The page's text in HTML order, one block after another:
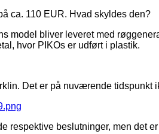
ca. 110 EUR. Hvad skyldes den?
model bliver leveret med
hvor PIKOs er udført i plastik.
Det er på nuværende tidspunkt
respektive beslutninger, men det